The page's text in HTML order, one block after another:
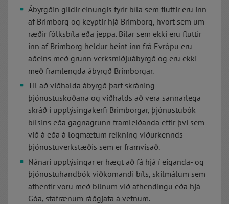
Ábyrgðin gildir einungis fyrir bíla sem fluttir eru inn
af Brimborg og keyptir hjá Brimborg, hvort sem um
ræðir fólksbíla eða jeppa. Bílar sem ekki eru fluttir
inn af Brimborg heldur beint inn frá Evrópu eru
aðeins með grunn verksmiðjuábyrgð og eru ekki
með framlengda ábyrgð Brimborgar.
Til að viðhalda ábyrgð þarf skráning
þjónustuskoðana og viðhalds að vera sannarlega
skráð í upplýsingakerfi Brimborgar, þjónustubók
bílsins eða gagnagrunn framleiðanda eftir því sem
við á eða á lögmætum reikning viðurkennds
þjónustuverkstæðis sem er framvísað.
Nánari upplýsingar er hægt að fá hjá í eiganda- og
þjónustuhandbók viðkomandi bíls, skilmálum sem
afhentir voru með bílnum við afhendingu eða hjá
Góa, stafrænum ráðgjafa á vefnum.